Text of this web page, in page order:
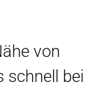
von
schnell bei